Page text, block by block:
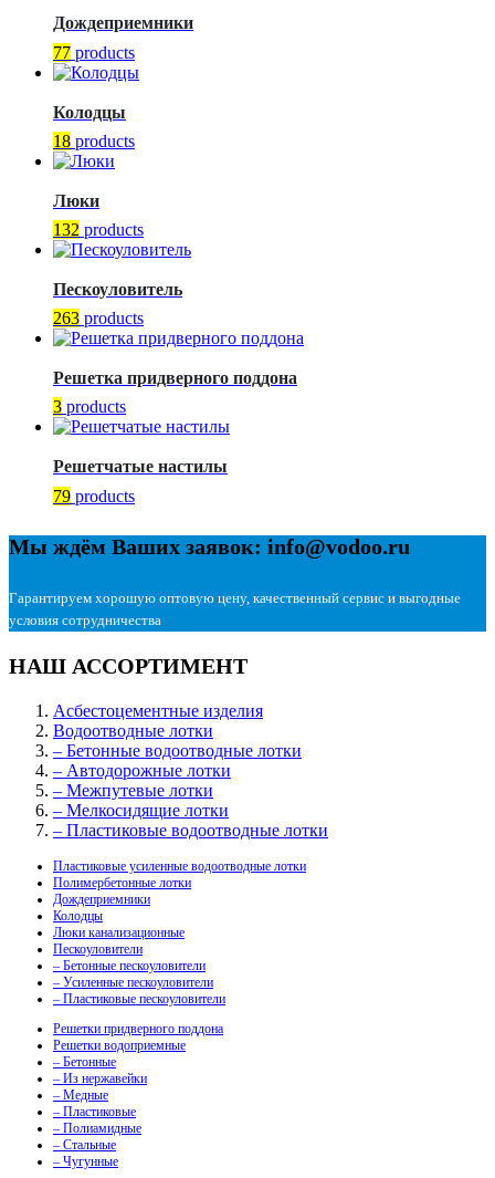
Дождеприемники
77 products
Колодцы
18 products
Люки
132 products
Пескоуловитель
263 products
Решетка придверного поддона
3 products
Решетчатые настилы
79 products
Мы ждём Ваших заявок: info@vodoo.ru
Гарантируем хорошую оптовую цену, качественный сервис и выгодные
условия сотрудничества
НАШ АССОРТИМЕНТ
Асбестоцементные изделия
Водоотводные лотки
– Бетонные водоотводные лотки
– Автодорожные лотки
– Межпутевые лотки
– Мелкосидящие лотки
– Пластиковые водоотводные лотки
Пластиковые усиленные водоотводные лотки
Полимербетонные лотки
Дождеприемники
Колодцы
Люки канализационные
Пескоуловители
– Бетонные пескоуловители
– Усиленные пескоуловители
– Пластиковые пескоуловители
Решетки придверного поддона
Решетки водоприемные
– Бетонные
– Из нержавейки
– Медные
– Пластиковые
– Полиамидные
– Стальные
– Чугунные